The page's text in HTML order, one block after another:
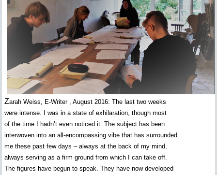
Zarah Weiss, E-Writer , August 2016: The last two weeks
were intense. I was in a state of exhilaration, though most
of the time I hadn’t even noticed it. The subject has been
interwoven into an all-encompassing vibe that has surrounded
me these past few days – always at the back of my mind,
always serving as a firm ground from which I can take off.
The figures have begun to speak. They have now developed